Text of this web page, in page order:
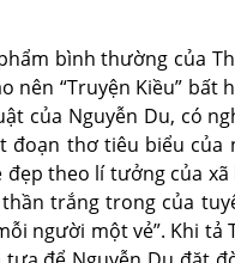
bình thường của
nên “Truyện Kiều”
của Nguyễn Du, có
đoạn thơ tiêu biểu của
đẹp theo lí tưởng của
trắng trong của
người một vẻ”. Khi tả